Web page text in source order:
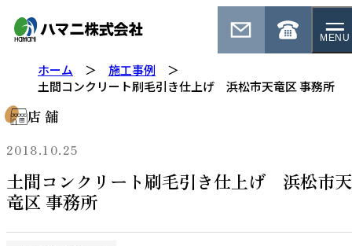
MENU
ホーム
施工事例
土間コンクリート刷毛引き仕上げ 浜松市天竜区 事務所
店 舗
土間コンクリート刷毛引き仕上げ 浜松市天
竜区 事務所
2018.10.25